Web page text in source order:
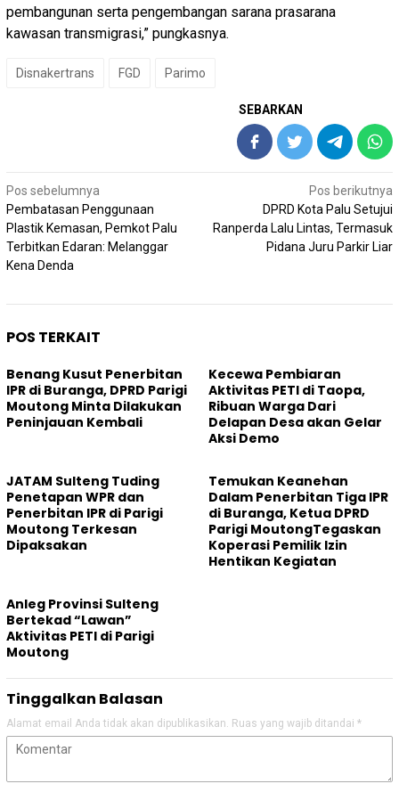
pembangunan serta pengembangan sarana prasarana
kawasan transmigrasi,” pungkasnya.
Disnakertrans FGD Parimo
SEBARKAN
Navigasi
pos
Pos sebelumnya
Pembatasan Penggunaan
Plastik Kemasan, Pemkot Palu
Terbitkan Edaran: Melanggar
Kena Denda
Pos berikutnya
DPRD Kota Palu Setujui
Ranperda Lalu Lintas, Termasuk
Pidana Juru Parkir Liar
POS TERKAIT
Benang Kusut Penerbitan
IPR di Buranga, DPRD Parigi
Moutong Minta Dilakukan
Peninjauan Kembali
Kecewa Pembiaran
Aktivitas PETI di Taopa,
Ribuan Warga Dari
Delapan Desa akan Gelar
Aksi Demo
JATAM Sulteng Tuding
Penetapan WPR dan
Penerbitan IPR di Parigi
Moutong Terkesan
Dipaksakan
Temukan Keanehan
Dalam Penerbitan Tiga IPR
di Buranga, Ketua DPRD
Parigi MoutongTegaskan
Koperasi Pemilik Izin
Hentikan Kegiatan
Anleg Provinsi Sulteng
Bertekad “Lawan”
Aktivitas PETI di Parigi
Moutong
Tinggalkan Balasan
Alamat email Anda tidak akan dipublikasikan. Ruas yang wajib ditandai *